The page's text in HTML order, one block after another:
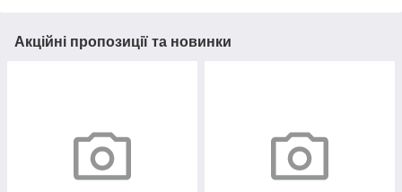
Акційні пропозиції та новинки